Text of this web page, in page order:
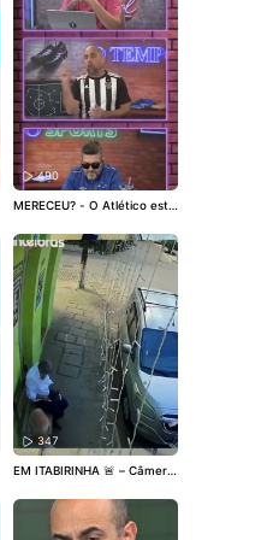
tampa na foto do anúncio e
finalizou o pedido. Quando o
produto chegou, a decepçã
o: o bordado que parecia tri
dimensional na imagem era,
na verdade, uma impressão
plana. O caso, registrado e
m uma plataforma de comé
rcio eletrônico, não é isolad
o.
490
MERECEU? - O Atlético está
a do Brasil após vencer o Ju
ventude por 1 a 0, no Alfred
o Jaconi, com gol de Alan Mi
nda nos últimos instantes da
partida. A classificação veio
depois de mais um confront
o apertado, com Everson ta
mbém sendo decisivo para
o Galo. No Resenha O TEMP
O Sports, o Cris Galo avalia
que o Atlético mereceu a vit
ória e teve uma atuação me
lhor em Caxias do Sul do qu
e no primeiro duelo, na Aren
a MRV.
347
EM ITABIRINHA 🚨 – Câmera
momento em que um comer
ciante, de 49 anos, desarmo
u um homem, de 39, que o